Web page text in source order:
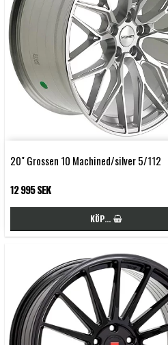
20" Grossen 10 Machined/silver 5/112
12 995 SEK
KÖP…